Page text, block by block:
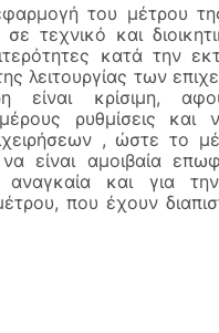
του μέτρου
τεχνικό και
κατά την
λειτουργίας των
είναι κρίσιμη,
ρυθμίσεις
, ώστε το
είναι αμοιβαία
αναγκαία και για
που έχουν